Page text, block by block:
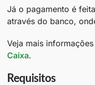
Já o pagamento é
através do banco,
Veja mais
Caixa.
Requisitos